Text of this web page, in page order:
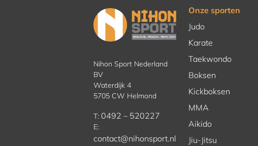
Nihon Sport Nederland
BV
Waterdijk 4
5705 CW Helmond
T: 0492 – 520227
E:
contact@nihonsport.nl
Onze sporten
Judo
Karate
Taekwondo
Boksen
Kickboksen
MMA
Aikido
Jiu-Jitsu